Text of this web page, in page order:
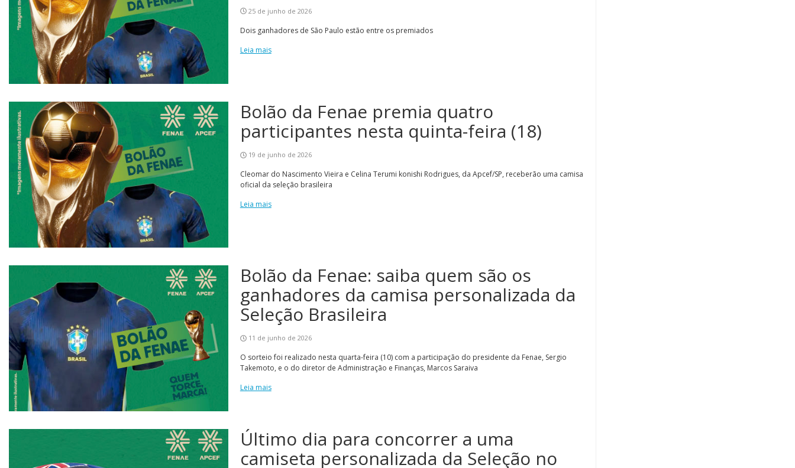
25 de junho de 2026
Dois ganhadores de São Paulo estão entre os premiados
Leia mais
Bolão da Fenae premia quatro
participantes nesta quinta-feira (18)
19 de junho de 2026
Cleomar do Nascimento Vieira e Celina Terumi konishi Rodrigues, da Apcef/SP, receberão uma camisa
oficial da seleção brasileira
Leia mais
Bolão da Fenae: saiba quem são os
ganhadores da camisa personalizada da
Seleção Brasileira
11 de junho de 2026
O sorteio foi realizado nesta quarta-feira (10) com a participação do presidente da Fenae, Sergio
Takemoto, e o do diretor de Administração e Finanças, Marcos Saraiva
Leia mais
Último dia para concorrer a uma
camiseta personalizada da Seleção no